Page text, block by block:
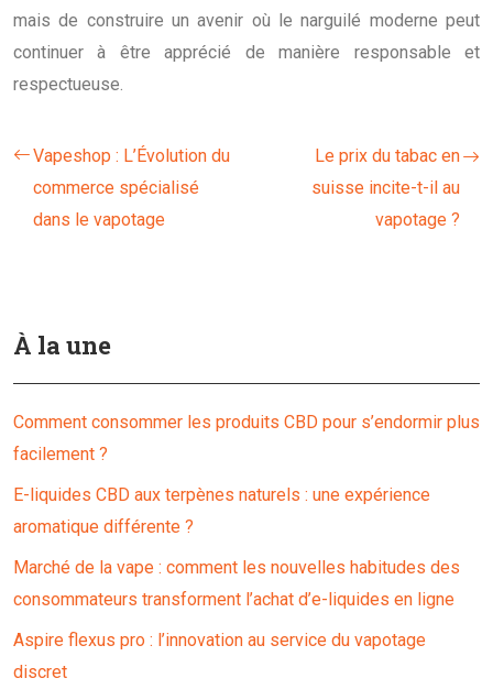
mais de construire un avenir où le narguilé moderne peut
continuer à être apprécié de manière responsable et
respectueuse.
Vapeshop : L’Évolution du
commerce spécialisé
dans le vapotage
Le prix du tabac en
suisse incite-t-il au
vapotage ?
À la une
Comment consommer les produits CBD pour s’endormir plus
facilement ?
E-liquides CBD aux terpènes naturels : une expérience
aromatique différente ?
Marché de la vape : comment les nouvelles habitudes des
consommateurs transforment l’achat d’e-liquides en ligne
Aspire flexus pro : l’innovation au service du vapotage
discret